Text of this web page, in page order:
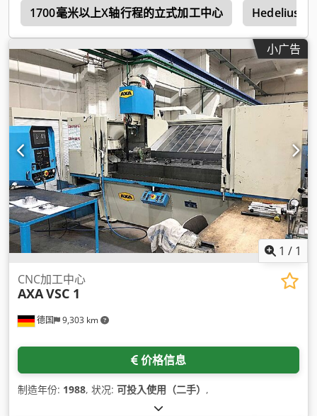
1700毫米以上X轴行程的立式加工中心 Hedelius
小广告
1 / 1
德国 9,303 km
CNC加工中心
AXAVSC 1
价格信息
制造年份: 1988, 状况: 可投入使用（二手） ,